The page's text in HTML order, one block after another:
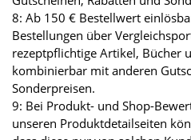
8: Ab 150 € Bestellwert
Bestellungen über
rezeptpflichtige Artikel, Bücher
kombinierbar mit anderen
Sonderpreisen.
9: Bei Produkt- und Shop-
unseren Produktdetailseiten